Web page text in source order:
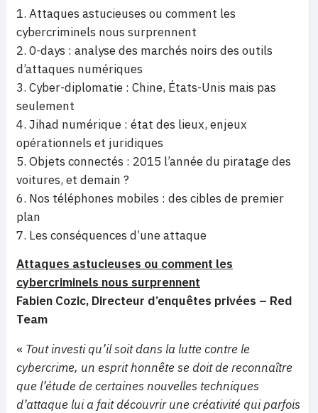
Attaques astucieuses ou comment les
cybercriminels nous surprennent
0-days : analyse des marchés noirs des outils
d’attaques numériques
Cyber-diplomatie : Chine, États-Unis mais pas
seulement
Jihad numérique : état des lieux, enjeux
opérationnels et juridiques
Objets connectés : 2015 l’année du piratage des
voitures, et demain ?
Nos téléphones mobiles : des cibles de premier
plan
Les conséquences d’une attaque
Attaques astucieuses ou comment les
cybercriminels nous surprennent
Fabien Cozic, Directeur d’enquêtes privées – Red
Team
« Tout investi qu’il soit dans la lutte contre le
cybercrime, un esprit honnête se doit de reconnaître
que l’étude de certaines nouvelles techniques
d’attaque lui a fait découvrir une créativité qui parfois